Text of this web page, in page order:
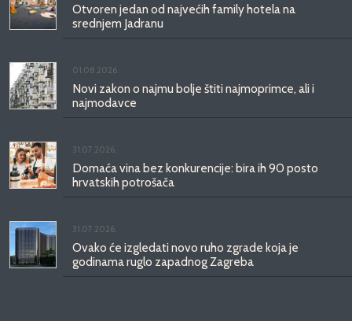
Otvoren jedan od najvećih family hotela na
srednjem Jadranu
01.08.2026.
Novi zakon o najmu bolje štiti najmoprimce, ali i
najmodavce
31.07.2026.
Domaća vina bez konkurencije: bira ih 90 posto
hrvatskih potrošača
31.07.2026.
Ovako će izgledati novo ruho zgrade koja je
godinama ruglo zapadnog Zagreba